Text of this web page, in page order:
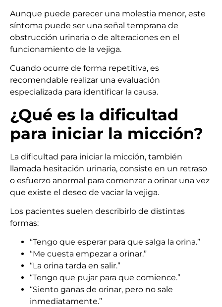
Aunque puede parecer una molestia menor, este
síntoma puede ser una señal temprana de
obstrucción urinaria o de alteraciones en el
funcionamiento de la vejiga.
Cuando ocurre de forma repetitiva, es
recomendable realizar una evaluación
especializada para identificar la causa.
¿Qué es la dificultad
para iniciar la micción?
La dificultad para iniciar la micción, también
llamada hesitación urinaria, consiste en un retraso
o esfuerzo anormal para comenzar a orinar una vez
que existe el deseo de vaciar la vejiga.
Los pacientes suelen describirlo de distintas
formas:
“Tengo que esperar para que salga la orina.”
“Me cuesta empezar a orinar.”
“La orina tarda en salir.”
“Tengo que pujar para que comience.”
“Siento ganas de orinar, pero no sale
inmediatamente.”